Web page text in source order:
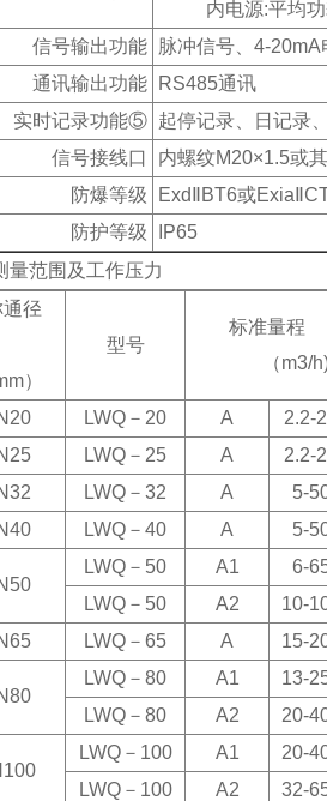
内电源:平均功耗
信号输出功能
脉冲信号、4-
通讯输出功能
RS485通讯
实时记录功能⑤ 起停记录、日记录
信号接线口
内螺纹M20×1.5或
防爆等级
Exd
ⅡBT6或
防护等级
IP65
量范围及工作压力
径
）
型号
标准量程
（m3/
LWQ －20 A 2.2-
LWQ －25 A 2.2-
LWQ －32 A 5-
LWQ －40 A 5-
LWQ －50 A1 6-
LWQ －50 A2 10-
LWQ －65 A 15-
LWQ －80 A1
13-
LWQ －80 A2 20-
LWQ－100 A1
20-
LWQ－100 A2
32-